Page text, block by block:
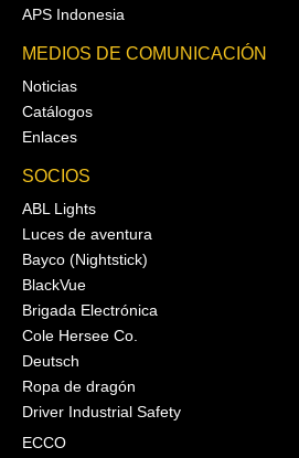
APS Indonesia
MEDIOS DE COMUNICACIÓN
Noticias
Catálogos
Enlaces
SOCIOS
ABL Lights
Luces de aventura
Bayco (Nightstick)
BlackVue
Brigada Electrónica
Cole Hersee Co.
Deutsch
Ropa de dragón
Driver Industrial Safety
ECCO